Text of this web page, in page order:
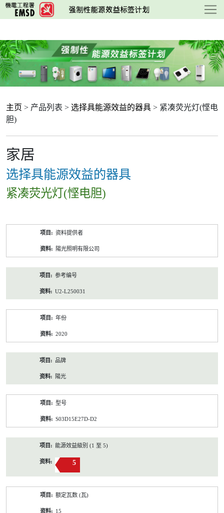
跳
至
要
内
容
主页 > 产品列表 > 选择具能源效益的器具 > 紧凑荧光灯(悭电
胆)
家居
选择具能源效益的器具
紧凑荧光灯(悭电胆)
资料提供者
陽光照明有限公司
参考编号
U2-L250031
年份
2020
品牌
陽光
型号
S03D15E27D-D2
能源效益級別 (1 至 5)
5
额定瓦数 (瓦)
15